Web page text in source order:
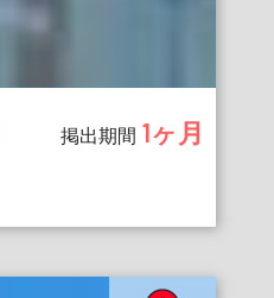
掲出期間 1ヶ月